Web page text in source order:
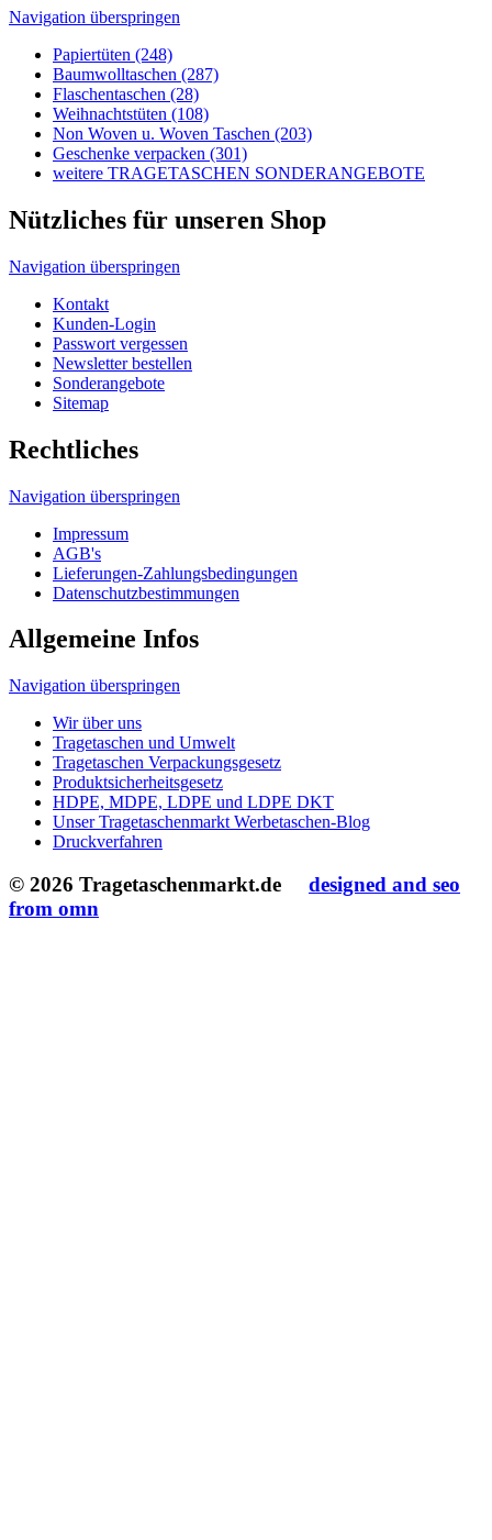
Nützliches für unseren Shop
Navigation überspringen
Kontakt
Kunden-Login
Passwort vergessen
Sonderangebote
Sitemap
Rechtliches
Navigation überspringen
Impressum
AGB's
Lieferungen-Zahlungsbedingungen
Datenschutzbestimmungen
Allgemeine Infos
Navigation überspringen
Wir über uns
Tragetaschen und Umwelt
Tragetaschen Verpackungsgesetz
Produktsicherheitsgesetz
HDPE, MDPE, LDPE und LDPE DKT
Unser Tragetaschenmarkt Werbetaschen-Blog
from omn